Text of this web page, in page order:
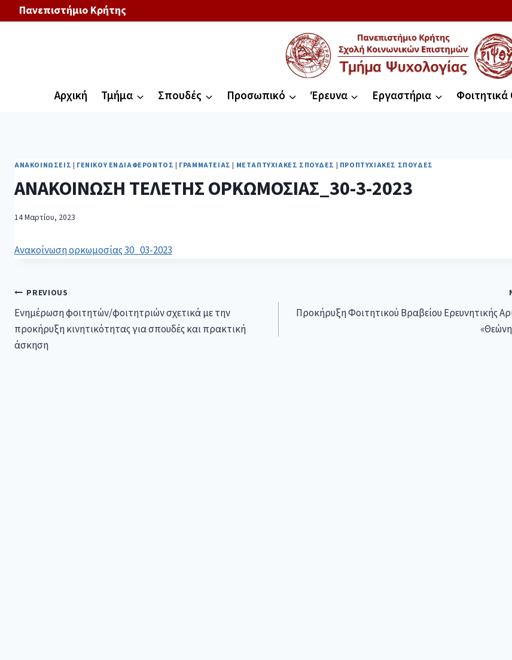
Πανεπιστήμιο Κρήτης
Αρχική Τμήμα Σπουδές Προσωπικό Έρευνα Εργαστήρια
ΑΝΑΚΟΙΝΏΣΕΙΣ | ΓΕΝΙΚΟΎ ΕΝΔΙΑΦΈΡΟΝΤΟΣ | ΓΡΑΜΜΑΤΕΊΑΣ | ΜΕΤΑΠΤΥΧΙΑΚΈΣ ΣΠΟΥΔΈΣ | ΠΡΟΠΤΥΧΙΑΚΈΣ ΣΠΟΥΔΈΣ
ΑΝΑΚΟΙΝΩΣΗ ΤΕΛΕΤΗΣ ΟΡΚΩΜΟΣΙΑΣ_30-3-2023
14 Μαρτίου, 2023
Ανακοίνωση ορκωμοσίας 30_03-2023
PREVIOUS
Ενημέρωση φοιτητών/φοιτητριών σχετικά με την
προκήρυξη κινητικότητας για σπουδές και πρακτική
άσκηση
Προκήρυξη Φοιτητικού Βραβείου Ερευνητικής